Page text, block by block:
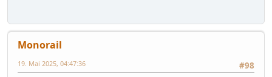
Monorail
#98
19. Mai 2025, 04:47:36